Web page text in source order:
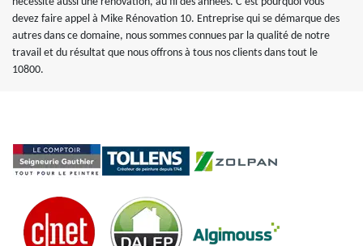
devez faire appel à Mike Rénovation 10. Entreprise qui se démarque des
autres dans ce domaine, nous sommes connues par la qualité de notre
travail et du résultat que nous offrons à tous nos clients dans tout le
10800.